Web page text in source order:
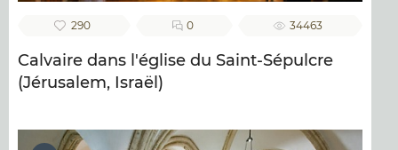
290 0 34463
Calvaire dans l'église du Saint-Sépulcre
(Jérusalem, Israël)